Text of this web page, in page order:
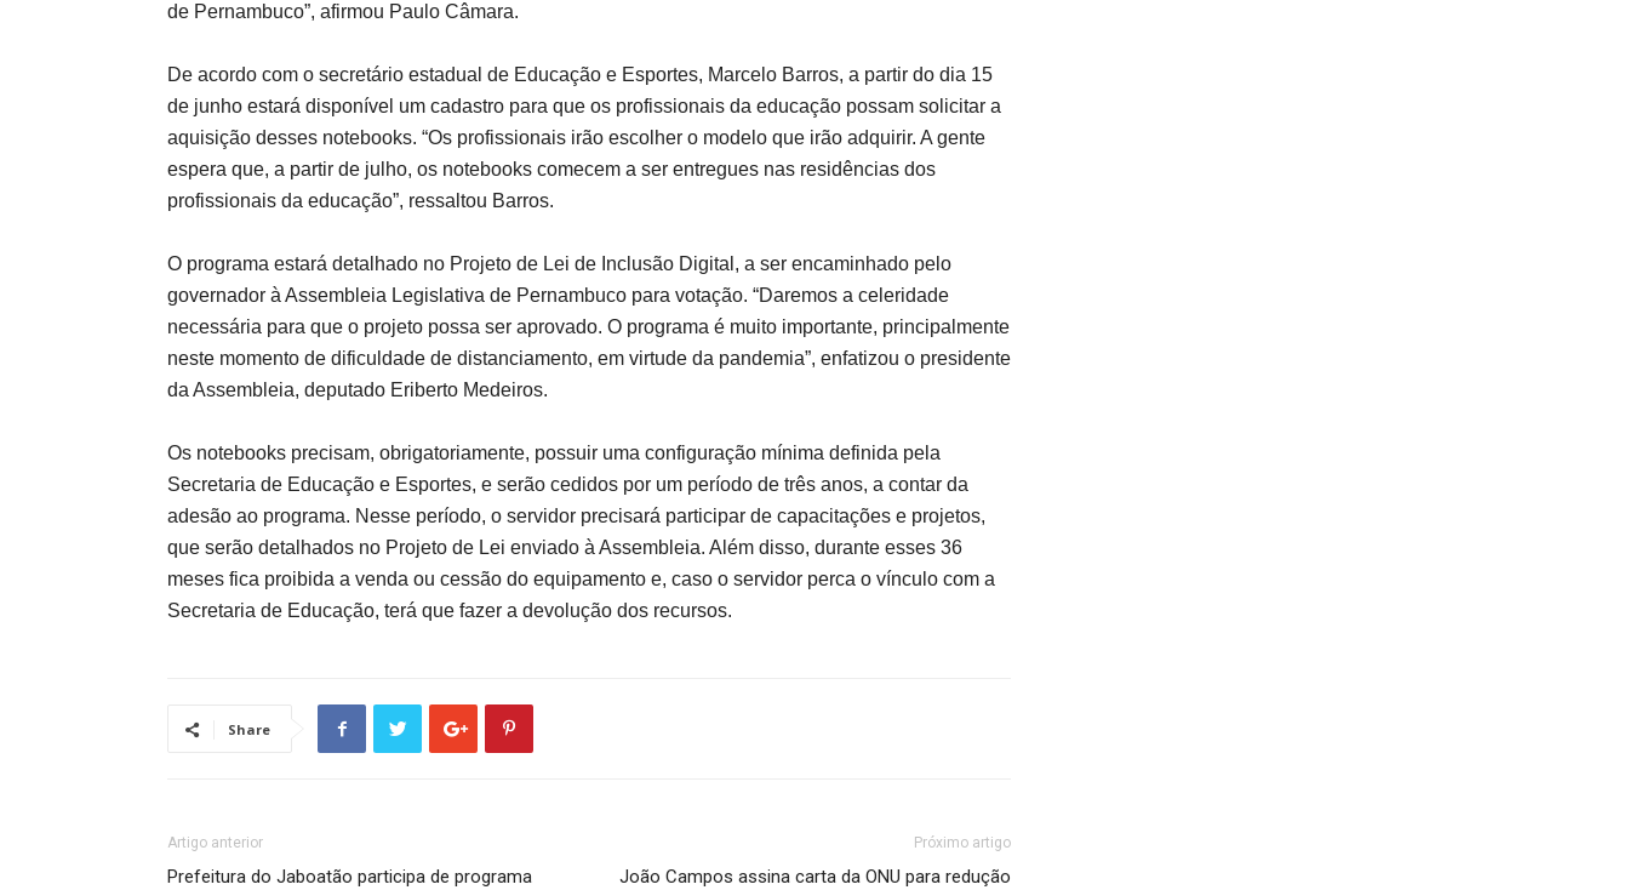
de Pernambuco”, afirmou Paulo Câmara.
De acordo com o secretário estadual de Educação e Esportes, Marcelo Barros, a partir do dia 15
de junho estará disponível um cadastro para que os profissionais da educação possam solicitar a
aquisição desses notebooks. “Os profissionais irão escolher o modelo que irão adquirir. A gente
espera que, a partir de julho, os notebooks comecem a ser entregues nas residências dos
profissionais da educação”, ressaltou Barros.
O programa estará detalhado no Projeto de Lei de Inclusão Digital, a ser encaminhado pelo
governador à Assembleia Legislativa de Pernambuco para votação. “Daremos a celeridade
necessária para que o projeto possa ser aprovado. O programa é muito importante, principalmente
neste momento de dificuldade de distanciamento, em virtude da pandemia”, enfatizou o presidente
da Assembleia, deputado Eriberto Medeiros.
Os notebooks precisam, obrigatoriamente, possuir uma configuração mínima definida pela
Secretaria de Educação e Esportes, e serão cedidos por um período de três anos, a contar da
adesão ao programa. Nesse período, o servidor precisará participar de capacitações e projetos,
que serão detalhados no Projeto de Lei enviado à Assembleia. Além disso, durante esses 36
meses fica proibida a venda ou cessão do equipamento e, caso o servidor perca o vínculo com a
Secretaria de Educação, terá que fazer a devolução dos recursos.
Share
Artigo anterior
Prefeitura do Jaboatão participa de programa
Próximo artigo
João Campos assina carta da ONU para redução